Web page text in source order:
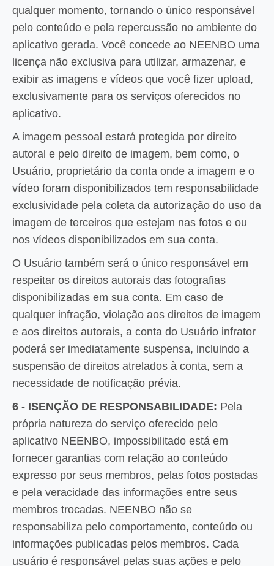
qualquer momento, tornando o único responsável
pelo conteúdo e pela repercussão no ambiente do
aplicativo gerada. Você concede ao NEENBO uma
licença não exclusiva para utilizar, armazenar, e
exibir as imagens e vídeos que você fizer upload,
exclusivamente para os serviços oferecidos no
aplicativo.
A imagem pessoal estará protegida por direito
autoral e pelo direito de imagem, bem como, o
Usuário, proprietário da conta onde a imagem e o
vídeo foram disponibilizados tem responsabilidade
exclusividade pela coleta da autorização do uso da
imagem de terceiros que estejam nas fotos e ou
nos vídeos disponibilizados em sua conta.
O Usuário também será o único responsável em
respeitar os direitos autorais das fotografias
disponibilizadas em sua conta. Em caso de
qualquer infração, violação aos direitos de imagem
e aos direitos autorais, a conta do Usuário infrator
poderá ser imediatamente suspensa, incluindo a
suspensão de direitos atrelados à conta, sem a
necessidade de notificação prévia.
6 - ISENÇÃO DE RESPONSABILIDADE: Pela
própria natureza do serviço oferecido pelo
aplicativo NEENBO, impossibilitado está em
fornecer garantias com relação ao conteúdo
expresso por seus membros, pelas fotos postadas
e pela veracidade das informações entre seus
membros trocadas. NEENBO não se
responsabiliza pelo comportamento, conteúdo ou
informações publicadas pelos membros. Cada
usuário é responsável pelas suas ações e pelo